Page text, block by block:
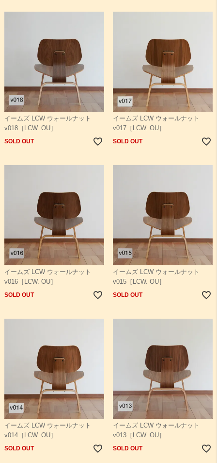
イームズ LCW ウォールナット
v018［LCW. OU］
SOLD OUT
イームズ LCW ウォールナット
v017［LCW. OU］
SOLD OUT
イームズ LCW ウォールナット
v016［LCW. OU］
SOLD OUT
イームズ LCW ウォールナット
v015［LCW. OU］
SOLD OUT
イームズ LCW ウォールナット
v014［LCW. OU］
SOLD OUT
イームズ LCW ウォールナット
v013［LCW. OU］
SOLD OUT